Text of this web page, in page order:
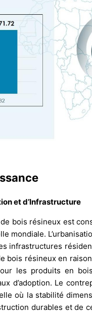
et d’Infrastructure
bois résineux est
mondiale.
infrastructures
bois résineux en
les produits en
d’adoption. Le
où la stabilité
durables et de